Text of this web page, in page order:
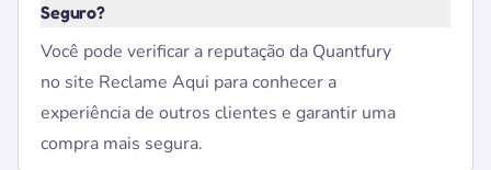
Seguro?
Você pode verificar a reputação da Quantfury
no site Reclame Aqui para conhecer a
experiência de outros clientes e garantir uma
compra mais segura.